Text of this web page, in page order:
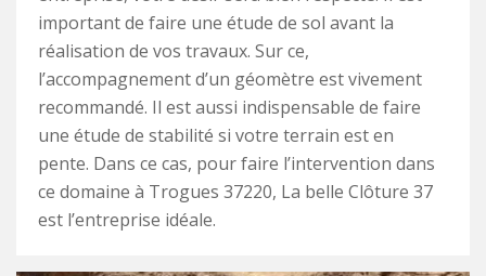
important de faire une étude de sol avant la
réalisation de vos travaux. Sur ce,
l’accompagnement d’un géomètre est vivement
recommandé. Il est aussi indispensable de faire
une étude de stabilité si votre terrain est en
pente. Dans ce cas, pour faire l’intervention dans
ce domaine à Trogues 37220, La belle Clôture 37
est l’entreprise idéale.